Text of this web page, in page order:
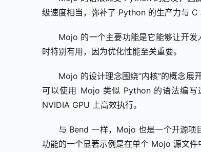
级速度相当，弥补了 Python 的生产力与 C
Mojo 的一个主要功能是它能够让开
时特别有用，因为优化性能至关重要。
Mojo 的设计理念围绕“内核”的概念展
可以使用 Mojo 类似 Python 的语法编写
NVIDIA GPU 上高效执行。
与 Bend 一样，Mojo 也是一个开源项
功能的一个显著示例是在单个 Mojo 源文件